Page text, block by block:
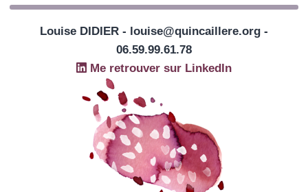
Louise DIDIER - louise@quincaillere.org -
06.59.99.61.78
Me retrouver sur LinkedIn